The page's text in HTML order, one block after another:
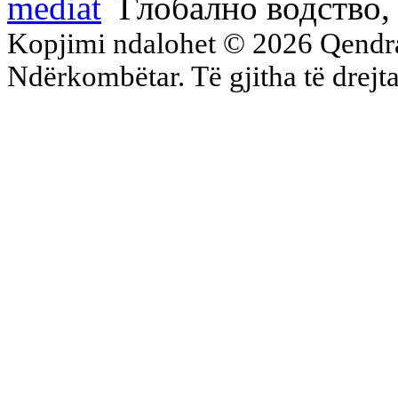
Kopjimi ndalohet © 2026
Ndërkombëtar. Të gjitha të